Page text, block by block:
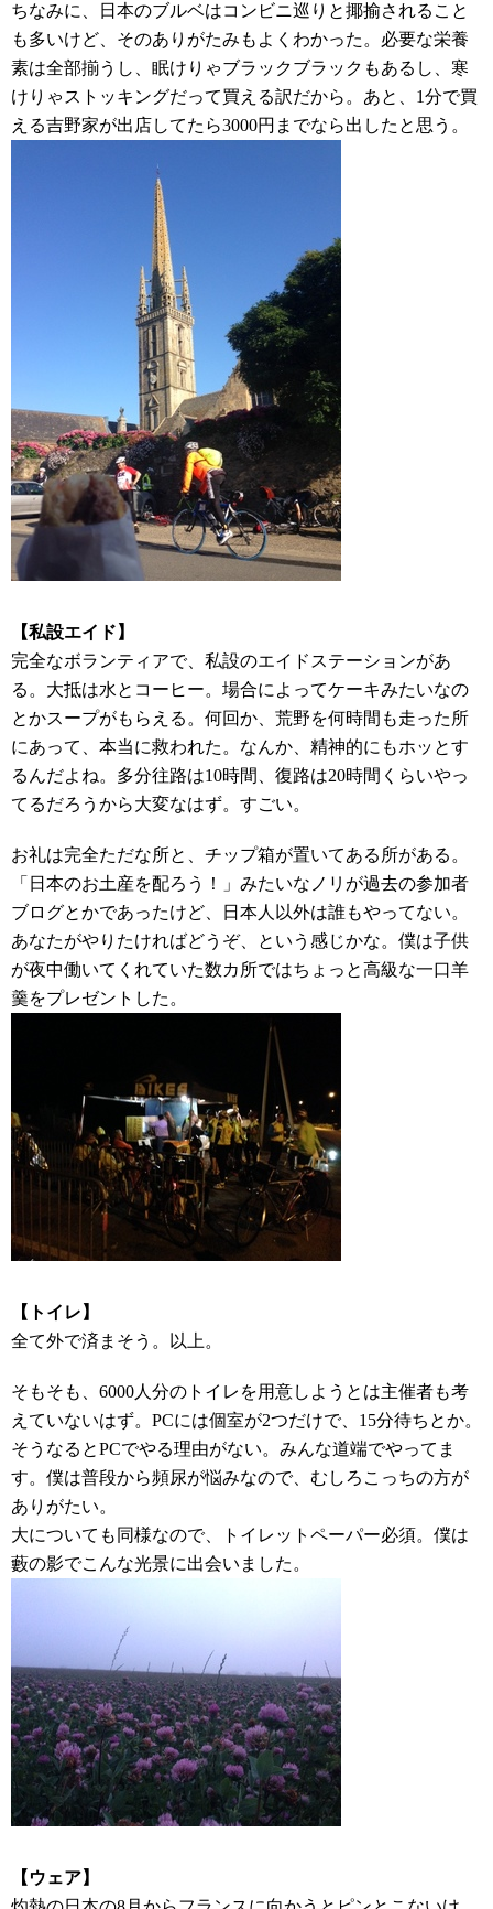
ちなみに、日本のブルベはコンビニ巡りと揶揄されること
も多いけど、そのありがたみもよくわかった。必要な栄養
素は全部揃うし、眠けりゃブラックブラックもあるし、寒
けりゃストッキングだって買える訳だから。あと、1分で買
える吉野家が出店してたら3000円までなら出したと思う。
【私設エイド】
完全なボランティアで、私設のエイドステーションがあ
る。大抵は水とコーヒー。場合によってケーキみたいなの
とかスープがもらえる。何回か、荒野を何時間も走った所
にあって、本当に救われた。なんか、精神的にもホッとす
るんだよね。多分往路は10時間、復路は20時間くらいやっ
てるだろうから大変なはず。すごい。
お礼は完全ただな所と、チップ箱が置いてある所がある。
「日本のお土産を配ろう！」みたいなノリが過去の参加者
ブログとかであったけど、日本人以外は誰もやってない。
あなたがやりたければどうぞ、という感じかな。僕は子供
が夜中働いてくれていた数カ所ではちょっと高級な一口羊
羹をプレゼントした。
【トイレ】
全て外で済まそう。以上。
そもそも、6000人分のトイレを用意しようとは主催者も考
えていないはず。PCには個室が2つだけで、15分待ちとか。
そうなるとPCでやる理由がない。みんな道端でやってま
す。僕は普段から頻尿が悩みなので、むしろこっちの方が
ありがたい。
大についても同様なので、トイレットペーパー必須。僕は
藪の影でこんな光景に出会いました。
【ウェア】